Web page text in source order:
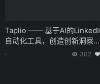
Taplio —— 基于AI的
自动化工具，创造创新洞察与
302